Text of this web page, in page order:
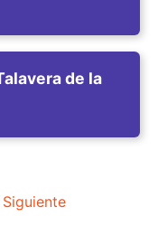
de la
Siguiente